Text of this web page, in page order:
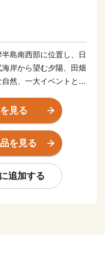
島南西部に位置し、日
岸から望む夕陽、田畑
然、一大イベントとし
、海と大地の恵みの多
、焼酎・電子部品等の
まれています。
市の魅力ある特産品を
おります。
見る
を見る
追加する